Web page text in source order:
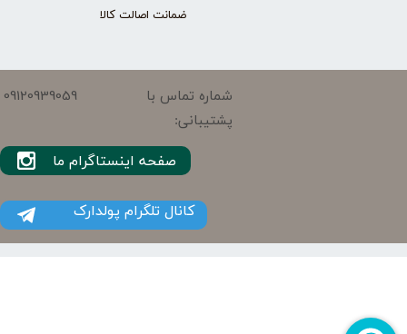
ضمانت اصالت کالا
شماره تماس با
پشتیبانی:
09120939059
کانال تلگرام پولدارک
صفحه اینستاگرام ما